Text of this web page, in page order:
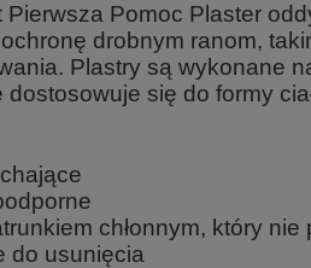
Pierwsza Pomoc Plaster
drobnym ranom,
Plastry są wykonane
dostosowuje się do formy
chłonnym, który
do usunięcia